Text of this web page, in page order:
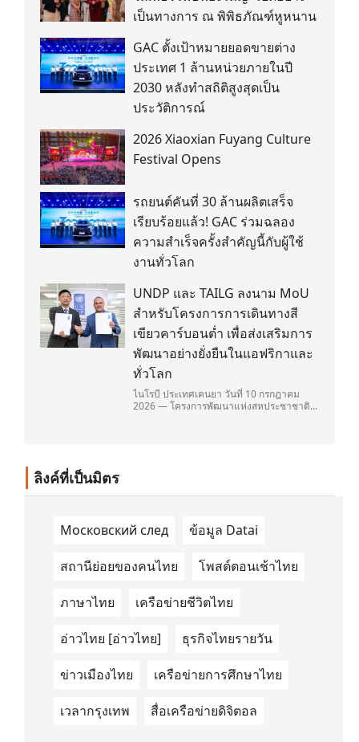
เป็นทางการ ณ พิพิธภัณฑ์หูหนาน
GAC ตั้งเป้าหมายยอดขายต่าง
ประเทศ 1 ล้านหน่วยภายในปี
2030 หลังทำสถิติสูงสุดเป็น
ประวัติการณ์
2026 Xiaoxian Fuyang Culture
Festival Opens
รถยนต์คันที่ 30 ล้านผลิตเสร็จ
เรียบร้อยแล้ว! GAC ร่วมฉลอง
ความสำเร็จครั้งสำคัญนี้กับผู้ใช้
งานทั่วโลก
UNDP และ TAILG ลงนาม MoU
สำหรับโครงการการเดินทางสี
เขียวคาร์บอนต่ำ เพื่อส่งเสริมการ
พัฒนาอย่างยั่งยืนในแอฟริกาและ
ทั่วโลก
ไนโรบี ประเทศเคนยา วันที่ 10 กรกฎาคม
2026 — โครงการพัฒนาแห่งสหประชาชาติ
ลิงค์ที่เป็นมิตร
Московский след ข้อมูล Datai
สถานีย่อยของคนไทย โพสต์ตอนเช้าไทย
ภาษาไทย เครือข่ายชีวิตไทย
อ่าวไทย [อ่าวไทย] ธุรกิจไทยรายวัน
ข่าวเมืองไทย เครือข่ายการศึกษาไทย
เวลากรุงเทพ สื่อเครือข่ายดิจิตอล